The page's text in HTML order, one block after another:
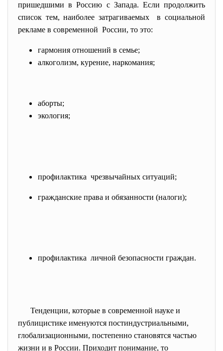
пришедшими в Россию с Запада. Если продолжить
список тем, наиболее затрагиваемых в социальной
рекламе в современной России, то это:
гармония отношений в семье;
алкоголизм, курение, наркомания;
аборты;
экология;
профилактика чрезвычайных ситуаций;
гражданские права и обязанности (налоги);
профилактика личной безопасности граждан.
Тенденции, которые в современной науке и
публицистике именуются постиндустриальными,
глобализационными, постепенно становятся частью
жизни и в России. Приходит понимание, то